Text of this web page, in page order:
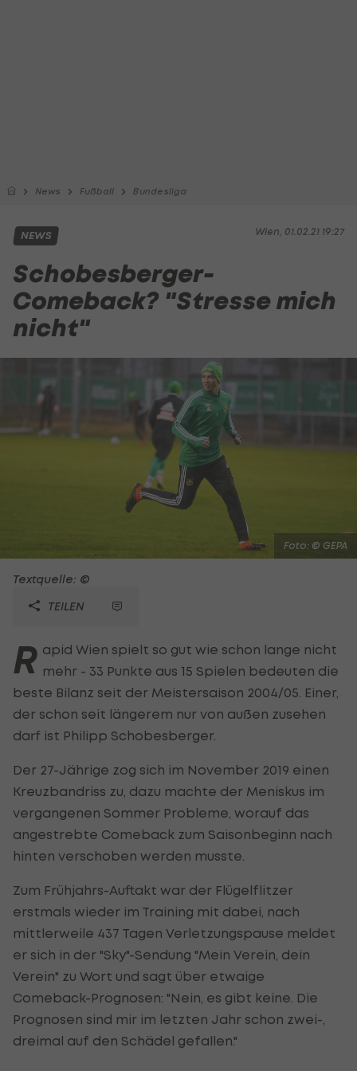
News Fußball Bundesliga
Wien, 01.02.21 19:27
NEWS
Schobesberger-
Comeback? "Stresse mich
nicht"
Foto: © GEPA
Textquelle: ©
TEILEN
R apid Wien spielt so gut wie schon lange nicht
mehr - 33 Punkte aus 15 Spielen bedeuten die
beste Bilanz seit der Meistersaison 2004/05. Einer,
der schon seit längerem nur von außen zusehen
darf ist Philipp Schobesberger.
Der 27-Jährige zog sich im November 2019 einen
Kreuzbandriss zu, dazu machte der Meniskus im
vergangenen Sommer Probleme, worauf das
angestrebte Comeback zum Saisonbeginn nach
hinten verschoben werden musste.
Zum Frühjahrs-Auftakt war der Flügelflitzer
erstmals wieder im Training mit dabei, nach
mittlerweile 437 Tagen Verletzungspause meldet
er sich in der "Sky"-Sendung "Mein Verein, dein
Verein" zu Wort und sagt über etwaige
Comeback-Prognosen: "Nein, es gibt keine. Die
Prognosen sind mir im letzten Jahr schon zwei-,
dreimal auf den Schädel gefallen."